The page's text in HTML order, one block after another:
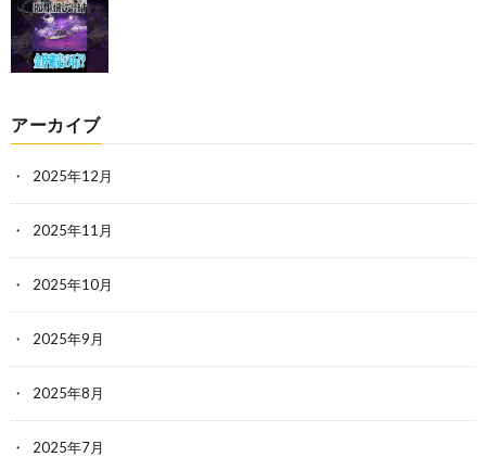
アーカイブ
2025年12月
2025年11月
2025年10月
2025年9月
2025年8月
2025年7月